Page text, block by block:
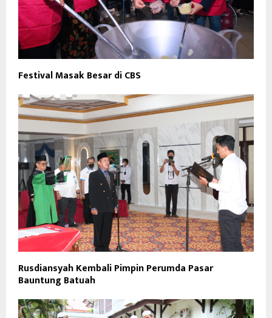
Festival Masak Besar di CBS
Rusdiansyah Kembali Pimpin Perumda Pasar
Bauntung Batuah